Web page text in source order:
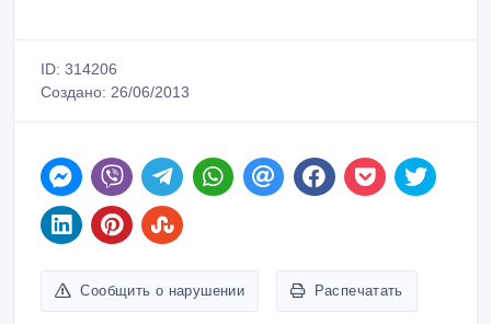
ID: 314206
Создано: 26/06/2013
Сообщить о нарушении Распечатать